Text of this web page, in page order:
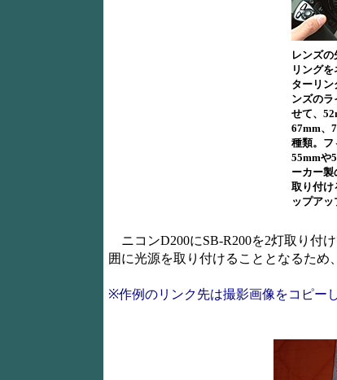
レンズ
リング
ターリン
ンズのラ
せて、
67mm、
種類。フ
55mmや
ーカー製
取り付け
ップア
ニコンD200にSB-R200を2灯取り付
囲に光源を取り付けることとなるため
※作例のリンク先は撮影画像をコピー